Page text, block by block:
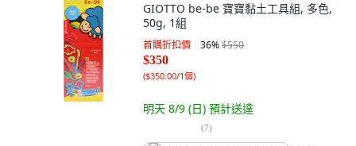
GIOTTO be-be 寶寶黏土工具組, 多色,
50g, 1組
首購折扣價 36%$550
$350
($350.00/1個)
明天 8/9 (日) 預計送達
(7)